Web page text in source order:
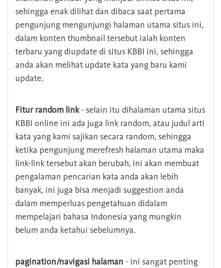
sehingga enak dilihat dan dibaca saat pertama
pengunjung mengunjungi halaman utama situs ini,
dalam konten thumbnail tersebut ialah konten
terbaru yang diupdate di situs KBBI ini, sehingga
anda akan melihat update kata yang baru kami
update.
Fitur random link- selain itu dihalaman utama situs
KBBI online ini ada juga link random, atau judul arti
kata yang kami sajikan secara random, sehingga
ketika pengunjung merefresh halaman utama maka
link-link tersebut akan berubah, ini akan membuat
pengalaman pencarian kata anda akan lebih
banyak, ini juga bisa menjadi suggestion anda
dalam memperluas pengetahuan didalam
mempelajari bahasa Indonesia yang mungkin
belum anda ketahui sebelumnya.
pagination/navigasi halaman - ini sangat penting